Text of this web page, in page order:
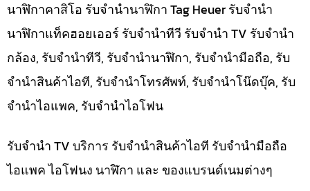
นาฬิกาคาสิโอ รับจำนำนาฬิกา Tag Heuer รับจำนำ
นาฬิกาแท็คฮอยเออร์ รับจำนำทีวี รับจำนำ TV รับจำนำ
กล้อง, รับจำนำทีวี, รับจำนำนาฬิกา, รับจำนำมือถือ, รับ
จำนำสินค้าไอที, รับจำนำโทรศัพท์, รับจำนำโน๊ดบุ๊ค, รับ
จำนำไอแพค, รับจำนำไอโฟน
รับจำนำ TV บริการ รับจำนำสินค้าไอที รับจำนำมือถือ
ไอแพค ไอโฟนง นาฬิกา และ ของแบรนด์เนมต่างๆ